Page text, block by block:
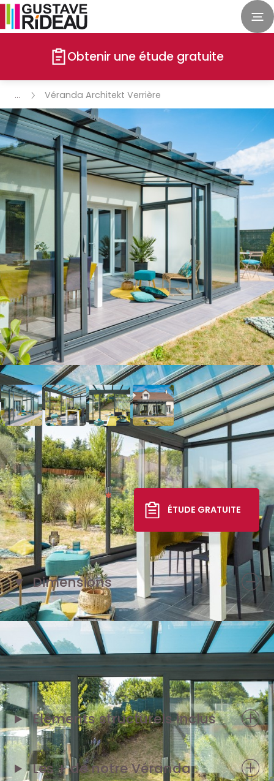
Obtenir une étude gratuite
Véranda Architekt Verrière
Véranda Architekt Verrière
22 179 €*
TTC livré, posé
ÉTUDE GRATUITE
Dimensions
1 façade de 4,80 m
2 pignons de 3 m
Eléments structurels inclus
Les + de notreVéranda